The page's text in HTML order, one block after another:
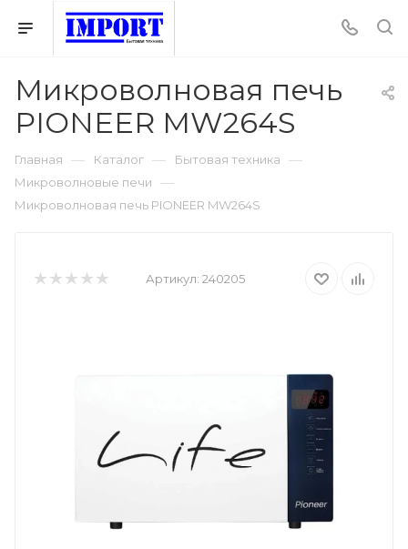
Микроволновая печь
PIONEER MW264S
Главная — Каталог — Бытовая техника —
Микроволновые печи —
Микроволновая печь PIONEER MW264S
Артикул: 240205